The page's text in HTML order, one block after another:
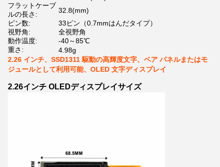
フラットケーブ
ルの長さ:
32.8(mm)
ピン数:
33ピン（0.7mmはんだタイプ）
視野角:
全視野角
動作温度:
-40～85℃
重さ:
4.98g
2.26 インチ、SSD1311 駆動の高輝度文字、ベア パネルまたはモ
ジュールとして利用可能、OLED 文字ディスプレイ
2.26インチ OLEDディスプレイサイズ